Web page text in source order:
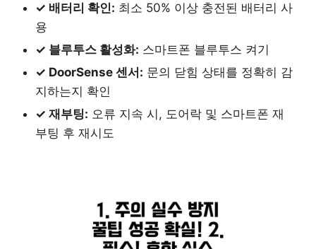
✓ 배터리 확인: 최소 50% 이상 충전된 배터리 사
용
✓ 블루투스 활성화: 스마트폰 블루투스 켜기
✓ DoorSense 센서: 문의 닫힘 상태를 정확히 감
지하는지 확인
✓ 재부팅: 오류 지속 시, 도어락 및 스마트폰 재
부팅 후 재시도